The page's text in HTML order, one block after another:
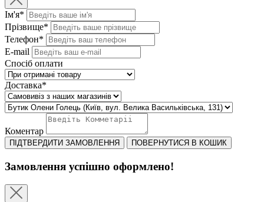
Ім'я*
Прізвище*
Телефон*
E-mail
Спосіб оплати
Доставка*
Коментар
ПІДТВЕРДИТИ ЗАМОВЛЕННЯ ПОВЕРНУТИСЯ В КОШИК
Замовлення успішно оформлено!